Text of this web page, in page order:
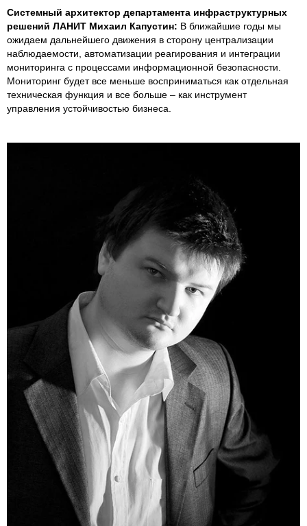
Системный архитектор департамента инфраструктурных
решений ЛАНИТ Михаил Капустин: В ближайшие годы мы
ожидаем дальнейшего движения в сторону централизации
наблюдаемости, автоматизации реагирования и интеграции
мониторинга с процессами информационной безопасности.
Мониторинг будет все меньше восприниматься как отдельная
техническая функция и все больше – как инструмент
управления устойчивостью бизнеса.